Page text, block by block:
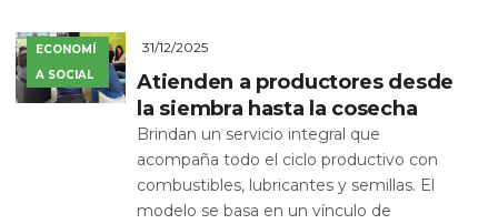
ECONOMÍ
A SOCIAL
31/12/2025
Atienden a productores desde
la siembra hasta la cosecha
Brindan un servicio integral que
acompaña todo el ciclo productivo con
combustibles, lubricantes y semillas. El
modelo se basa en un vínculo de